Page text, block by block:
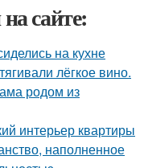
сайте:
на кухне
лёгкое вино.
родом из
интерьер квартиры
наполненное